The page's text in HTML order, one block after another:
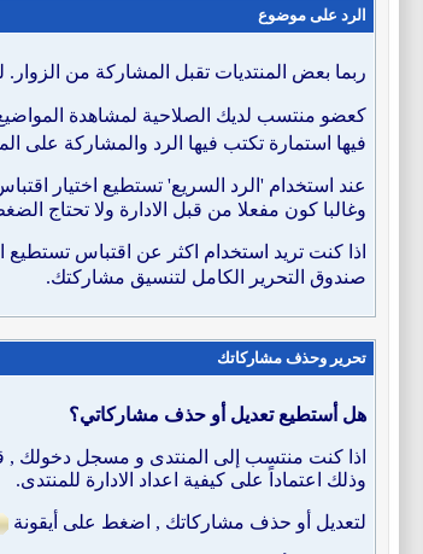
الرد على موضوع
ربما بعض المنتديات تقبل المشاركة من
كعضو منتسب لديك الصلاحية لمشاهدة
فيها استمارة تكتب فيها الرد والمشاركة
عند استخدام 'الرد السريع' تستطيع اختيار
وغالبا كون مفعلا من قبل الادارة ولا تحتاج
اذا كنت تريد استخدام اكثر عن اقتباس
صندوق التحرير الكامل لتنسيق مشاركتك.
تحرير وحذف مشاركاتك
هل أستطيع تعديل أو حذف مشاركاتي؟
اذا كنت منتسب إلى المنتدى و مسجل دخولك ,
وذلك اعتماداً على كيفية اعداد الادارة للمنتدى.
لتعديل أو حذف مشاركاتك , اضغط على أيقونة